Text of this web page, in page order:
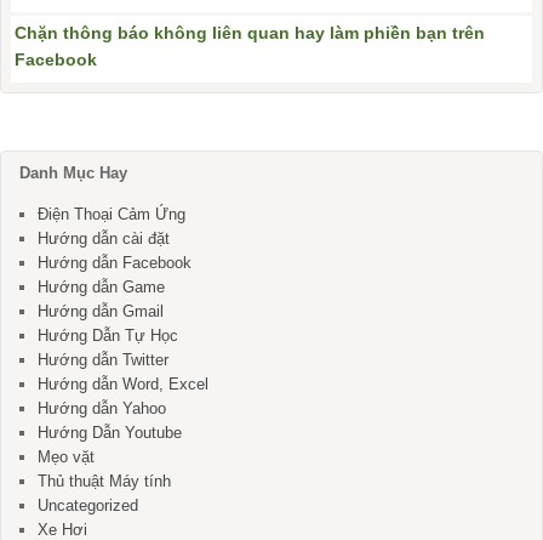
Chặn thông báo không liên quan hay làm phiền bạn trên
Facebook
Danh Mục Hay
Điện Thoại Cảm Ứng
Hướng dẫn cài đặt
Hướng dẫn Facebook
Hướng dẫn Game
Hướng dẫn Gmail
Hướng Dẫn Tự Học
Hướng dẫn Twitter
Hướng dẫn Word, Excel
Hướng dẫn Yahoo
Hướng Dẫn Youtube
Mẹo vặt
Thủ thuật Máy tính
Uncategorized
Xe Hơi